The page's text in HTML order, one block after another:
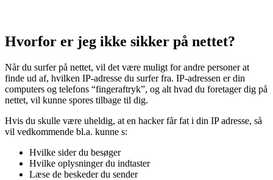
Hvorfor er jeg ikke sikker på nettet?
Når du surfer på nettet, vil det være muligt for andre personer at
finde ud af, hvilken IP-adresse du surfer fra. IP-adressen er din
computers og telefons “fingeraftryk”, og alt hvad du foretager dig på
nettet, vil kunne spores tilbage til dig.
Hvis du skulle være uheldig, at en hacker får fat i din IP adresse, så
vil vedkommende bl.a. kunne s:
Hvilke sider du besøger
Hvilke oplysninger du indtaster
Læse de beskeder du sender